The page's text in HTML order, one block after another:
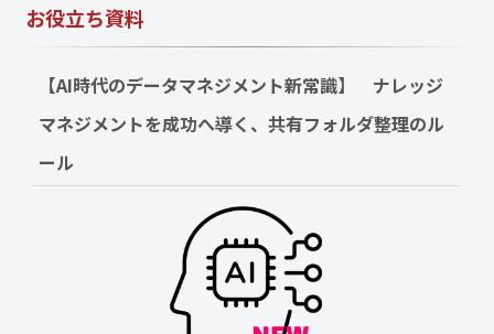
お役立ち資料
【AI時代のデータマネジメント新常識】　ナレッジ
マネジメントを成功へ導く、共有フォルダ整理のル
ール